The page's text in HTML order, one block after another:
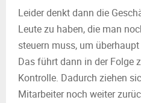
Leider denkt dann die
Leute zu haben, die man
steuern muss, um
Das führt dann in der Folge
Kontrolle. Dadurch ziehen
Mitarbeiter noch weiter